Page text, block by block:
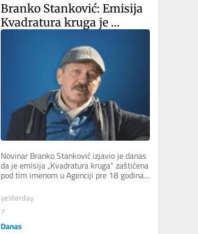
Branko Stanković: Emisija
Kvadratura kruga je
zaštićena kao moje
autorsko delo
Novinar Branko Stanković izjavio je danas
da je emisija „Kvadratura kruga“ zaštićena
pod tim imenom u Agenciji pre 18 godina,
a u Zavodu za...
yesterday
7
Danas